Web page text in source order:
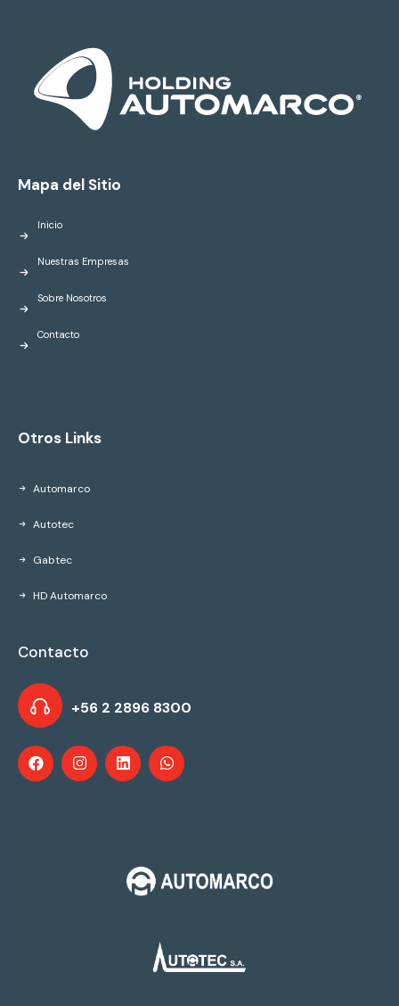
Mapa del Sitio
Inicio
Nuestras Empresas
Sobre Nosotros
Contacto
Otros Links
Automarco
Autotec
Gabtec
HD Automarco
Contacto
+56 2 2896 8300